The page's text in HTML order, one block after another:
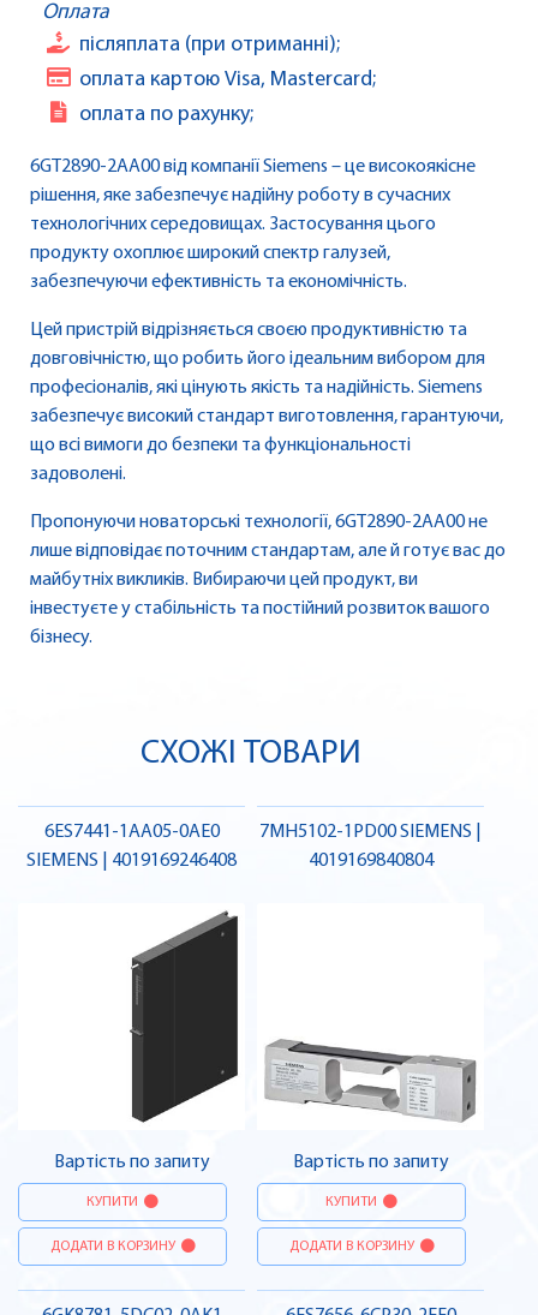
Оплата
післяплата (при отриманні);
оплата картою Visa, Mastercard;
оплата по рахунку;
6GT2890-2AA00 від компанії Siemens – це високоякісне
рішення, яке забезпечує надійну роботу в сучасних
технологічних середовищах. Застосування цього
продукту охоплює широкий спектр галузей,
забезпечуючи ефективність та економічність.
Цей пристрій відрізняється своєю продуктивністю та
довговічністю, що робить його ідеальним вибором для
професіоналів, які цінують якість та надійність. Siemens
забезпечує високий стандарт виготовлення, гарантуючи,
що всі вимоги до безпеки та функціональності
задоволені.
Пропонуючи новаторські технології, 6GT2890-2AA00 не
лише відповідає поточним стандартам, але й готує вас до
майбутніх викликів. Вибираючи цей продукт, ви
інвестуєте у стабільність та постійний розвиток вашого
бізнесу.
СХОЖІ ТОВАРИ
6ES7441-1AA05-0AE0
SIEMENS | 4019169246408
Вартість по запиту
КУПИТИ
ДОДАТИ В КОРЗИНУ
7MH5102-1PD00 SIEMENS |
4019169840804
Вартість по запиту
КУПИТИ
ДОДАТИ В КОРЗИНУ